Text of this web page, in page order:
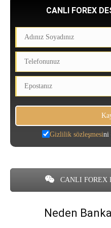
CANLI FOREX
Gizlilik sözleşmesini
CANLI FOREX
Neden